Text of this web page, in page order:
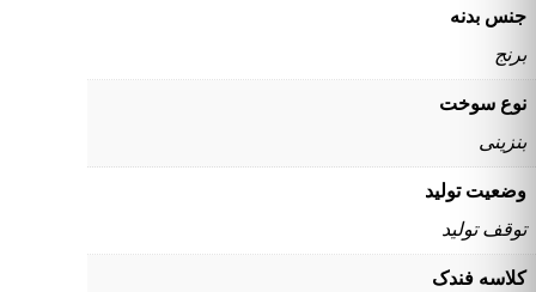
جنس بدنه
برنج
نوع سوخت
بنزینی
وضعیت تولید
توقف تولید
کلاسه فندک